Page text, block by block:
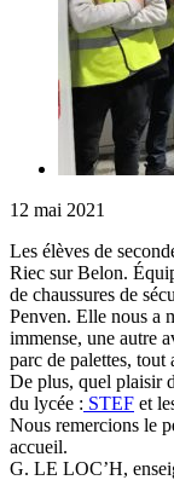
12 mai 2021
Les élèves de
Riec sur Belon.
de chaussures de
Penven. Elle nous a
immense, une autre
parc de palettes, tout
De plus, quel plaisir
du lycée : STEF et
Nous remercions le
accueil.
G. LE LOC’H,